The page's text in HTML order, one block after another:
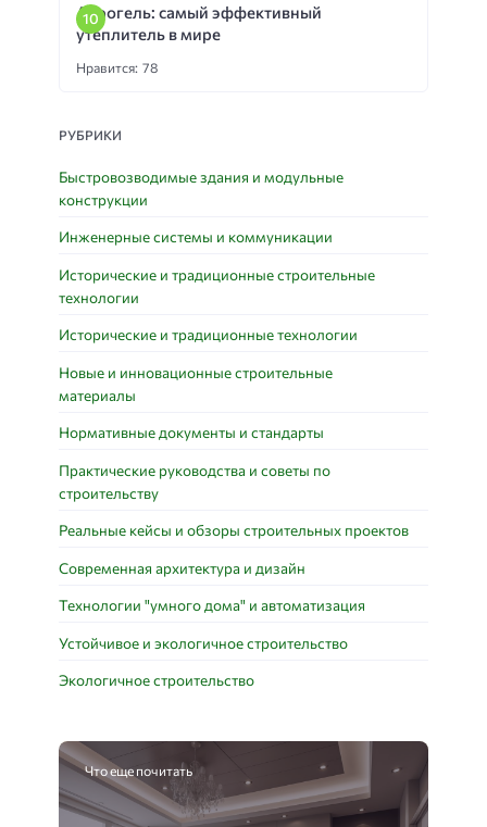
Аэрогель: самый эффективный
утеплитель в мире
Нравится: 78
РУБРИКИ
Быстровозводимые здания и модульные
конструкции
Инженерные системы и коммуникации
Исторические и традиционные строительные
технологии
Исторические и традиционные технологии
Новые и инновационные строительные
материалы
Нормативные документы и стандарты
Практические руководства и советы по
строительству
Реальные кейсы и обзоры строительных проектов
Современная архитектура и дизайн
Технологии "умного дома" и автоматизация
Устойчивое и экологичное строительство
Экологичное строительство
Что еще почитать